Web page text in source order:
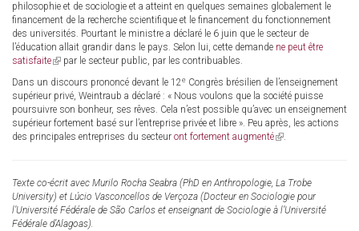
philosophie et de sociologie et a atteint en quelques semaines globalement le
financement de la recherche scientifique et le financement du fonctionnement
des universités. Pourtant le ministre a déclaré le 6 juin que le secteur de
l’éducation allait grandir dans le pays. Selon lui, cette demande ne peut être
satisfaite(link
external)
par le secteur public, par les contribuables.
Dans un discours prononcé devant le 12e Congrès brésilien de l’enseignement
supérieur privé, Weintraub a déclaré : « Nous voulons que la société puisse
poursuivre son bonheur, ses rêves. Cela n’est possible qu’avec un enseignement
supérieur fortement basé sur l’entreprise privée et libre ». Peu après, les actions
des principales entreprises du secteur ont fortement augmenté(link
.
Texte co-écrit avec Murilo Rocha Seabra (PhD en Anthropologie, La Trobe
University) et Lúcio Vasconcellos de Verçoza (Docteur en Sociologie pour
l’Université Fédérale de São Carlos et enseignant de Sociologie à l’Université
Fédérale d’Alagoas).